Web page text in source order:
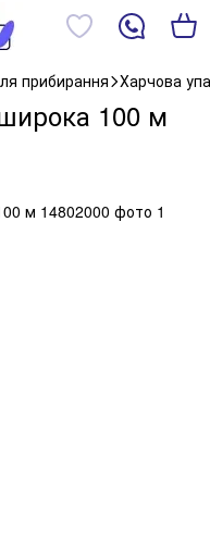
прибирання Харчова
100 м